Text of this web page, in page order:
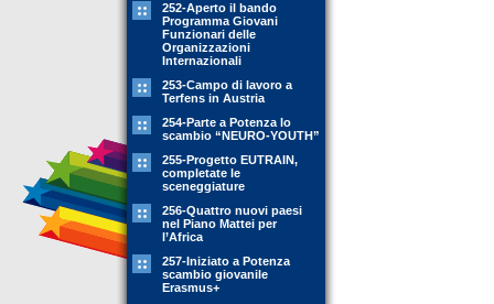
252-Aperto il bando
Programma Giovani
Funzionari delle
Organizzazioni
Internazionali
253-Campo di lavoro a
Terfens in Austria
254-Parte a Potenza lo
scambio “NEURO-YOUTH”
255-Progetto EUTRAIN,
completate le
sceneggiature
256-Quattro nuovi paesi
nel Piano Mattei per
l’Africa
257-Iniziato a Potenza
scambio giovanile
Erasmus+